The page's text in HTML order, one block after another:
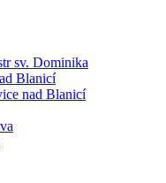
sv. Dominika
Blanicí
nad Blanicí